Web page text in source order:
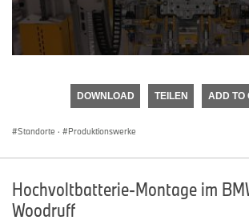
DOWNLOAD TEILEN ADD TO
Standorte · Produktionswerke
Hochvoltbatterie-Montage im
Woodruff